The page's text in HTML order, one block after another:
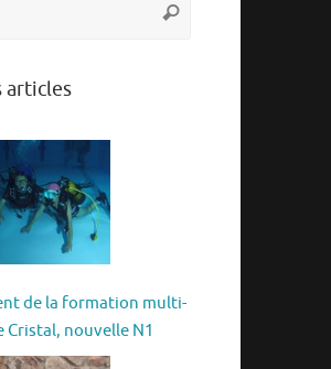
Rechercher
articles
de la formation multi-
Cristal, nouvelle N1